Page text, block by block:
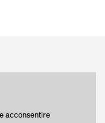
acconsentire